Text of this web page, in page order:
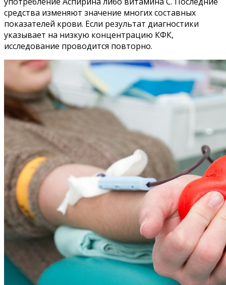
средства изменяют значение многих составных
показателей крови. Если результат диагностики
указывает на низкую концентрацию КФК,
исследование проводится повторно.